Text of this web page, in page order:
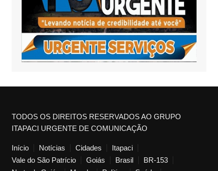
TODOS OS DIREITOS RESERVADOS AO GRUPO
ITAPACI URGENTE DE COMUNICAÇÃO
Início Notícias Cidades
Itapaci
Vale do São Patrício
Goiás Brasil
BR-153